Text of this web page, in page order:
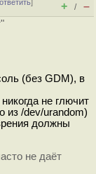
ответить]
+ / –
(без GDM), в
не глючит
из /dev/urandom)
должны
не даёт